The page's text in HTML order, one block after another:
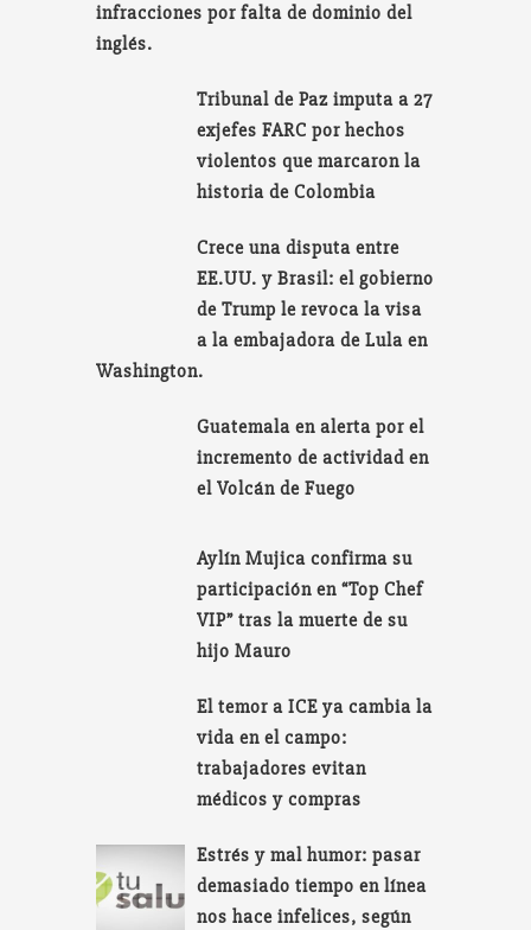
infracciones por falta de dominio del
inglés.
Tribunal de Paz imputa a 27
exjefes FARC por hechos
violentos que marcaron la
historia de Colombia
Crece una disputa entre
EE.UU. y Brasil: el gobierno
de Trump le revoca la visa
a la embajadora de Lula en
Washington.
Guatemala en alerta por el
incremento de actividad en
el Volcán de Fuego
Aylín Mujica confirma su
participación en “Top Chef
VIP” tras la muerte de su
hijo Mauro
El temor a ICE ya cambia la
vida en el campo:
trabajadores evitan
médicos y compras
Estrés y mal humor: pasar
demasiado tiempo en línea
nos hace infelices, según